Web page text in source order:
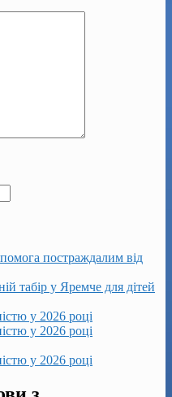
постраждалим від
табір у Яремче для дітей
у 2026 році
у 2026 році
у 2026 році